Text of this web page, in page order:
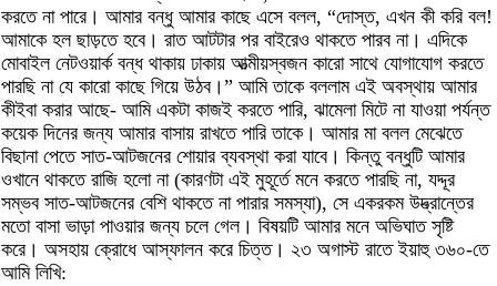
করতে না পারে। আমার বন্ধু আমার কাছে এসে বলল, “দোস্ত, এখন কী করি বল!
আমাকে হল ছাড়তে হবে। রাত আটটার পর বাইরেও থাকতে পারব না। এদিকে
মোবাইল নেটওয়ার্ক বন্ধ থাকায় ঢাকায় আত্মীয়স্বজন কারো সাথে যোগাযোগ করতে
পারছি না যে কারো কাছে গিয়ে উঠব।” আমি তাকে বললাম এই অবস্থায় আমার
কীইবা করার আছে- আমি একটা কাজই করতে পারি, ঝামেলা মিটে না যাওয়া পর্যন্ত
কয়েক দিনের জন্য আমার বাসায় রাখতে পারি তাকে। আমার মা বলল মেঝেতে
বিছানা পেতে সাত-আটজনের শোয়ার ব্যবস্থা করা যাবে। কিন্তু বন্ধুটি আমার
ওখানে থাকতে রাজি হলো না (কারণটা এই মুহূর্তে মনে করতে পারছি না, যদ্দূর
সম্ভব সাত-আটজনের বেশি থাকতে না পারার সমস্যা), সে একরকম উদ্ভ্রান্তের
মতো বাসা ভাড়া পাওয়ার জন্য চলে গেল। বিষয়টি আমার মনে অভিঘাত সৃষ্টি
করে। অসহায় ক্রোধে আস্ফালন করে চিত্ত। ২৩ অগাস্ট রাতে ইয়াহু ৩৬০-তে
আমি লিখি: